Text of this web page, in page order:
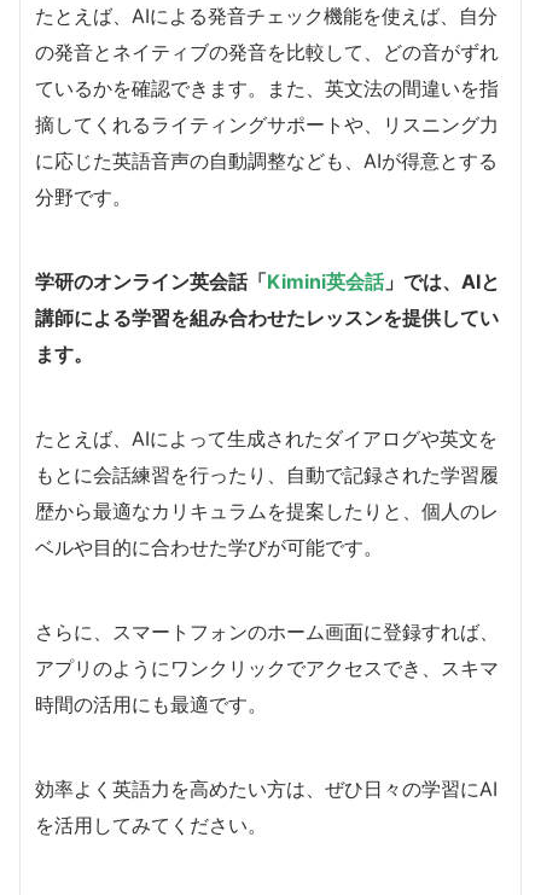
たとえば、AIによる発音チェック機能を使えば、自分
の発音とネイティブの発音を比較して、どの音がずれ
ているかを確認できます。また、英文法の間違いを指
摘してくれるライティングサポートや、リスニング力
に応じた英語音声の自動調整なども、AIが得意とする
分野です。
学研のオンライン英会話「Kimini英会話」では、AIと
講師による学習を組み合わせたレッスンを提供してい
ます。
たとえば、AIによって生成されたダイアログや英文を
もとに会話練習を行ったり、自動で記録された学習履
歴から最適なカリキュラムを提案したりと、個人のレ
ベルや目的に合わせた学びが可能です。
さらに、スマートフォンのホーム画面に登録すれば、
アプリのようにワンクリックでアクセスでき、スキマ
時間の活用にも最適です。
効率よく英語力を高めたい方は、ぜひ日々の学習にAI
を活用してみてください。